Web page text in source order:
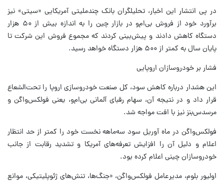
در پی انتشار این اخبار، تحلیلگران بانک چندملیتی آمریکایی «سیتی‌» نیز
برآورد خود از فروش بی‌ام‌و در بازار چین را به اندازه بیش از ۵۰ هزار
دستگاه کاهش دادند و پیش‌بینی کردند که مجموع فروش این شرکت تا
پایان سال به کمتر از ۵۰۰ هزار دستگاه خواهد رسید.
فشار بر خودروسازان اروپایی
این هشدار درباره کاهش سود، کل صنعت خودروسازی اروپا را تحت‌الشعاع
قرار داد و در نتیجه آن، سهام رقبای آلمانی بی‌ام‌و، یعنی فولکس‌واگن و
مرسدس‌بنز نیز با افت مواجه شد.
فولکس‌واگن در ماه آوریل سود سه‌ماهه نخست خود را کمتر از حد انتظار
اعلام و دلیل آن را افزایش تعرفه‌های آمریکا و تشدید رقابت از جانب
خودروسازان چینی اعلام کرده بود.
اولیور بلوم، مدیرعامل فولکس‌واگن، «جنگ‌ها، تنش‌های ژئوپلیتیکی، موانع